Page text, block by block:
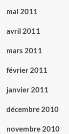
mai 2011
avril 2011
mars 2011
février 2011
janvier 2011
décembre 2010
novembre 2010